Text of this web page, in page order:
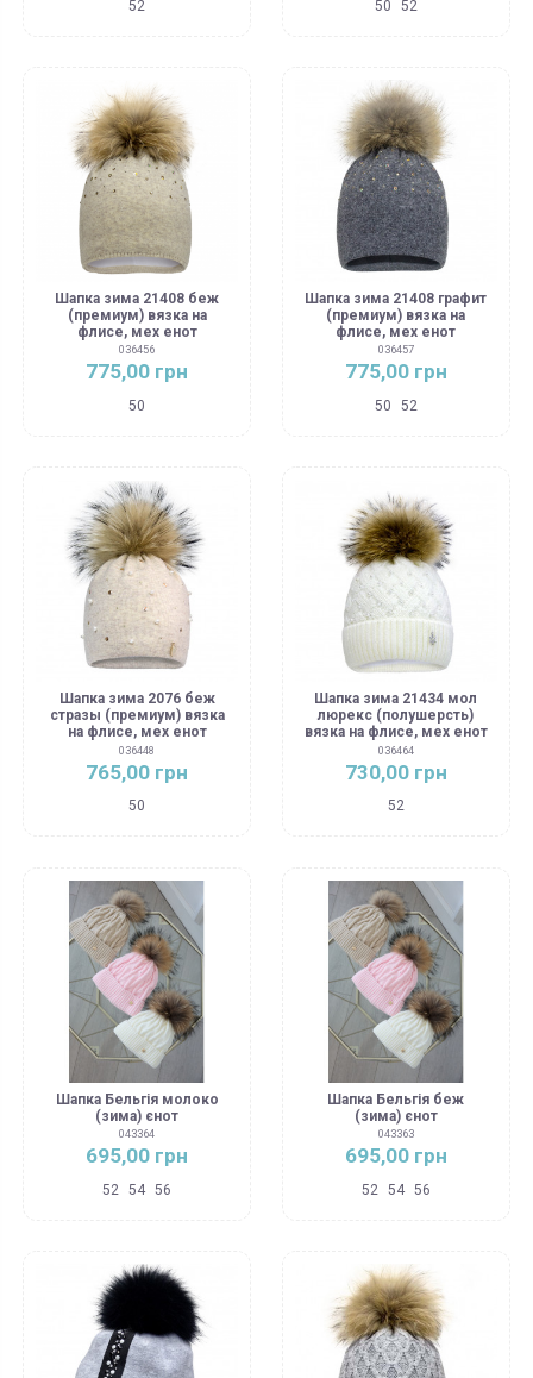
52 50 52
Шапка зима 21408 беж
(премиум) вязка на
флисе, мех енот
036456
775,00 грн
50
Шапка зима 21408 графит
(премиум) вязка на
флисе, мех енот
036457
775,00 грн
50 52
Шапка зима 2076 беж
стразы (премиум) вязка
на флисе, мех енот
036448
765,00 грн
50
Шапка зима 21434 мол
люрекс (полушерсть)
вязка на флисе, мех енот
036464
730,00 грн
52
Шапка Бельгія молоко
(зима) єнот
043364
695,00 грн
52 54 56
Шапка Бельгія беж
(зима) єнот
043363
695,00 грн
52 54 56